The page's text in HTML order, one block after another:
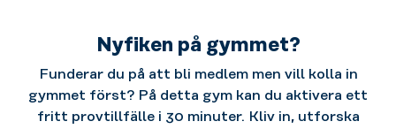
Nyfiken på gymmet?
Funderar du på att bli medlem men vill kolla in
gymmet först? På detta gym kan du aktivera ett
fritt provtillfälle i 30 minuter. Kliv in, utforska